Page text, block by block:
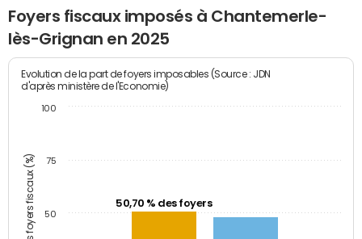
Foyers fiscaux imposés à Chantemerle-
lès-Grignan en 2025
Part des foyers fiscaux (%)
Evolution de la part de foyers imposables (Source : JDN
d'après ministère de l'Economie)
50,70 % des foyers
50
75
100